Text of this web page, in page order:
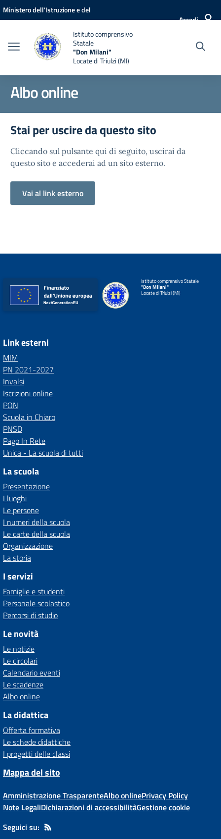
Vai ai contenuti
Vai al menu di navigazione
Vai al footer
Ministero dell'Istruzione e del
Accedi
Istituto comprensivo
Statale
"Don Milani"
Locate di Triulzi (MI)
Albo online
Stai per uscire da questo sito
Cliccando sul pulsante qui di seguito, uscirai da
questo sito e accederai ad un sito esterno.
Vai al link esterno
Istituto comprensivo Statale
"Don Milani"
Locate di Triulzi (MI)
Link esterni
MIM
PN 2021-2027
Invalsi
Iscrizioni online
PON
Scuola in Chiaro
PNSD
Pago In Rete
Unica - La scuola di tutti
La scuola
Presentazione
I luoghi
Le persone
I numeri della scuola
Le carte della scuola
Organizzazione
La storia
I servizi
Famiglie e studenti
Personale scolastico
Percorsi di studio
Le novità
Le notizie
Le circolari
Calendario eventi
Le scadenze
Albo online
La didattica
Offerta formativa
Le schede didattiche
I progetti delle classi
Mappa del sito
Amministrazione TrasparenteAlbo onlinePrivacy Policy
Note LegaliDichiarazioni di accessibilitàGestione cookie
Seguici su: